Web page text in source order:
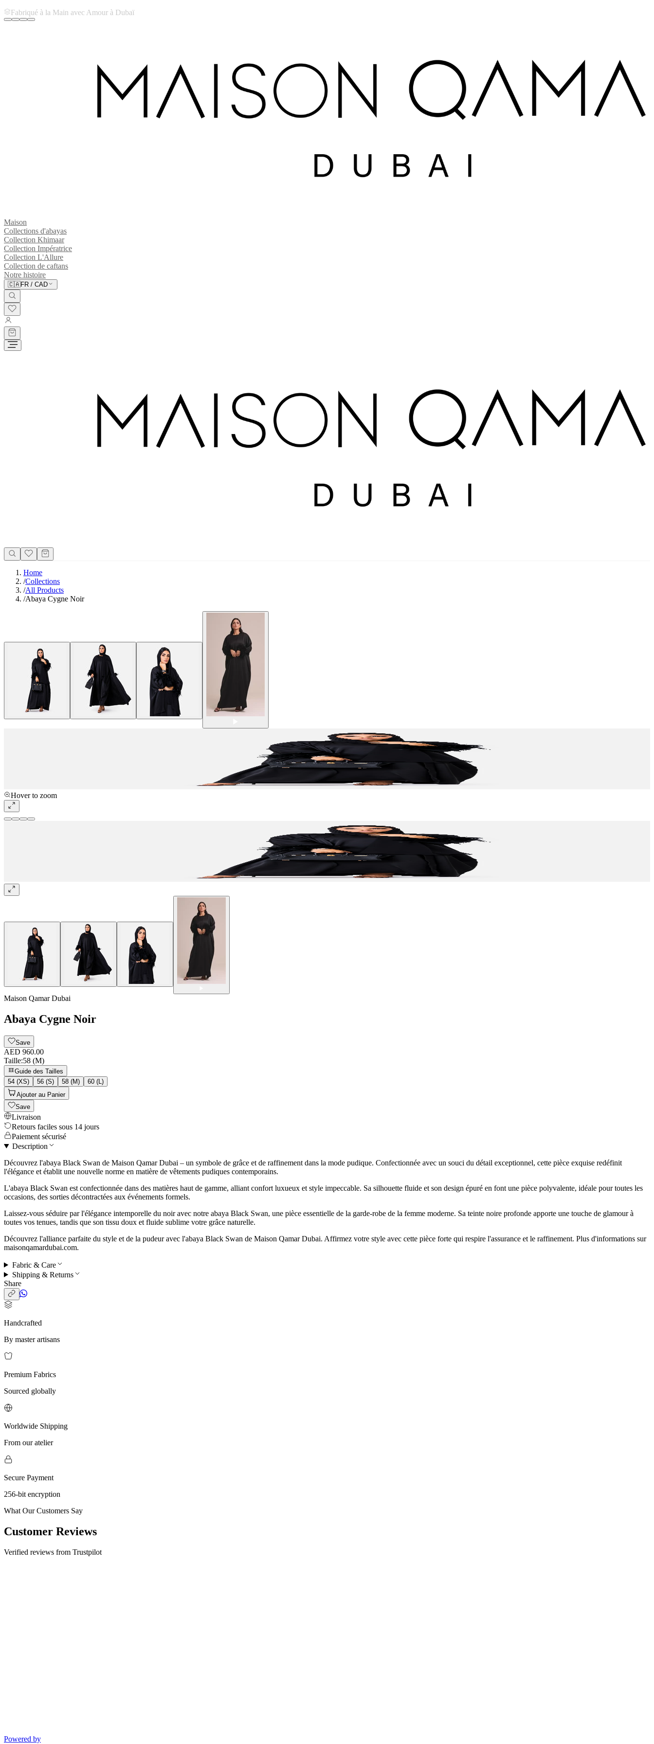
Fabriqué à la Main avec Amour à Dubaï
Maison
Collections d'abayas
Collection Khimaar
Collection Impératrice
Collection L'Allure
Collection de caftans
Notre histoire
🇨🇦FR / CAD
Home
/Collections
/All Products
/Abaya Cygne Noir
Hover to zoom
Maison Qamar Dubai
Abaya Cygne Noir
Save
AED 960.00
Taille:58 (M)
Guide des Tailles
54 (XS)
56 (S) 58 (M)
60 (L)
Ajouter au Panier
Save
Livraison
Retours faciles sous 14 jours
Paiement sécurisé
Description
Découvrez l'abaya Black Swan de Maison Qamar Dubai – un symbole de grâce et de raffinement dans la mode pudique. Confectionnée avec un souci du détail exceptionnel, cette pièce exquise redéfinit
l'élégance et établit une nouvelle norme en matière de vêtements pudiques contemporains.
L'abaya Black Swan est confectionnée dans des matières haut de gamme, alliant confort luxueux et style impeccable. Sa silhouette fluide et son design épuré en font une pièce polyvalente, idéale pour toutes les
occasions, des sorties décontractées aux événements formels.
Laissez-vous séduire par l'élégance intemporelle du noir avec notre abaya Black Swan, une pièce essentielle de la garde-robe de la femme moderne. Sa teinte noire profonde apporte une touche de glamour à
toutes vos tenues, tandis que son tissu doux et fluide sublime votre grâce naturelle.
Découvrez l'alliance parfaite du style et de la pudeur avec l'abaya Black Swan de Maison Qamar Dubai. Affirmez votre style avec cette pièce forte qui respire l'assurance et le raffinement. Plus d'informations sur
maisonqamardubai.com.
Fabric & Care
Shipping & Returns
Share
Handcrafted
By master artisans
Premium Fabrics
Sourced globally
Worldwide Shipping
From our atelier
Secure Payment
256-bit encryption
What Our Customers Say
Customer Reviews
Verified reviews from Trustpilot
Powered by